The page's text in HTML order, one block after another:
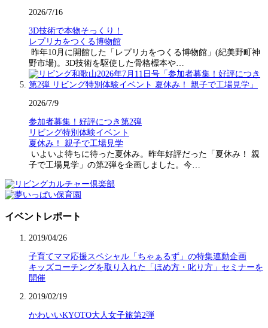
2026/7/16
3D技術で本物そっくり！
レプリカをつくる博物館
昨年10月に開館した「レプリカをつくる博物館」(紀美野町神
野市場)。3D技術を駆使した骨格標本や…
2026/7/9
参加者募集！好評につき第2弾
リビング特別体験イベント
夏休み！ 親子で工場見学
いよいよ待ちに待った夏休み。昨年好評だった「夏休み！ 親
子で工場見学」の第2弾を企画しました。今…
イベントレポート
2019/04/26
子育てママ応援スペシャル「ちゃぁるず」の特集連動企画
キッズコーチングを取り入れた「ほめ方・叱り方」セミナーを
開催
2019/02/19
かわいいKYOTO大人女子旅第2弾